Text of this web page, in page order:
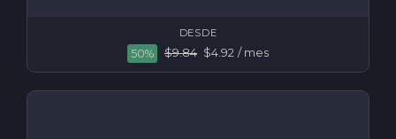
DESDE
50% $9.84 $4.92 / mes